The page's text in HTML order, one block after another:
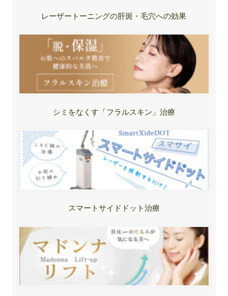
レーザートーニングの肝斑・毛穴への効果
シミをなくす「フラルスキン」治療
スマートサイドドット治療